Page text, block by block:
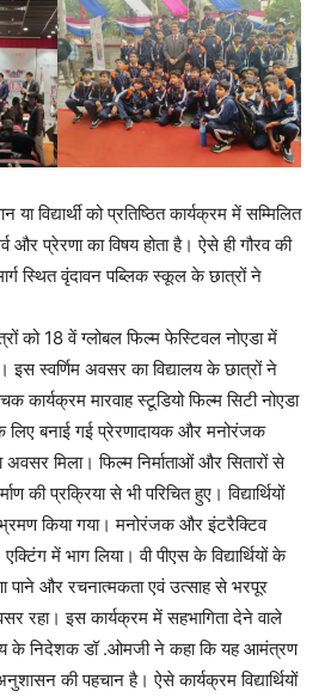
विद्यार्थी को प्रतिष्ठित कार्यक्रम में सम्मिलित
और प्रेरणा का विषय होता है। ऐसे ही गौरव की
स्थित वृंदावन पब्लिक स्कूल के छात्रों ने
को 18 वें ग्लोबल फिल्म फेस्टिवल नोएडा में
इस स्वर्णिम अवसर का विद्यालय के छात्रों ने
कार्यक्रम मारवाह स्टूडियो फिल्म सिटी नोएडा
बनाई गई प्रेरणादायक और मनोरंजक
मिला। फिल्म निर्माताओं और सितारों से
की प्रक्रिया से भी परिचित हुए। विद्यार्थियों
भ्रमण किया गया। मनोरंजक और इंटरैक्टिव
में भाग लिया। वी पीएस के विद्यार्थियों के
पाने और रचनात्मकता एवं उत्साह से भरपूर
रहा। इस कार्यक्रम में सहभागिता देने वाले
के निदेशक डॉ .ओमजी ने कहा कि यह आमंत्रण
की पहचान है। ऐसे कार्यक्रम विद्यार्थियों